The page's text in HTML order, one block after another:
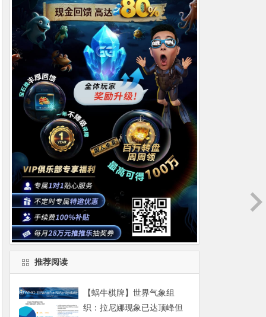
推荐阅读
【蜗牛棋牌】世界气象组
织：拉尼娜现象已达顶峰但